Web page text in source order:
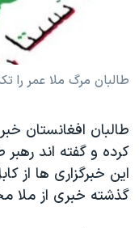
فرهنگ و زندگی
حقوق شهروندی
اقتصادی
اسرائیل در جنگ
گالری عکس
آرشیو پخش زنده
مستندها
انتخابات ریاست جمهوری
حمله جمهوری اسلامی
ورزش زنان در ایران
اعتراضات زن، زندگی،
مجموعه مستندهای
زبانهای مختلف
طالبان مرگ ملا عمر را
طالبان افغانستان
کرده و گفته اند
این خبرگزاری ها از
گذشته خبری از ملا